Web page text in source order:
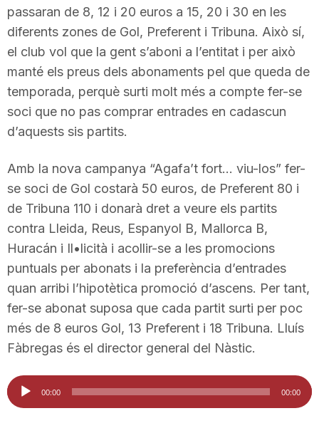
d
T
a
r
a
g
passaran de 8, 12 i 20 euros a 15, 20 i 30 en les
diferents zones de Gol, Preferent i Tribuna. Això sí,
el club vol que la gent s’aboni a l’entitat i per això
manté els preus dels abonaments pel que queda de
temporada, perquè surti molt més a compte fer-se
soci que no pas comprar entrades en cadascun
d’aquests sis partits.
Amb la nova campanya “Agafa’t fort… viu-los” fer-
se soci de Gol costarà 50 euros, de Preferent 80 i
de Tribuna 110 i donarà dret a veure els partits
contra Lleida, Reus, Espanyol B, Mallorca B,
Huracán i Il•licità i acollir-se a les promocions
puntuals per abonats i la preferència d’entrades
quan arribi l’hipotètica promoció d’ascens. Per tant,
fer-se abonat suposa que cada partit surti per poc
més de 8 euros Gol, 13 Preferent i 18 Tribuna. Lluís
Fàbregas és el director general del Nàstic.
Reproductor
d'àudio
00:00 00:00